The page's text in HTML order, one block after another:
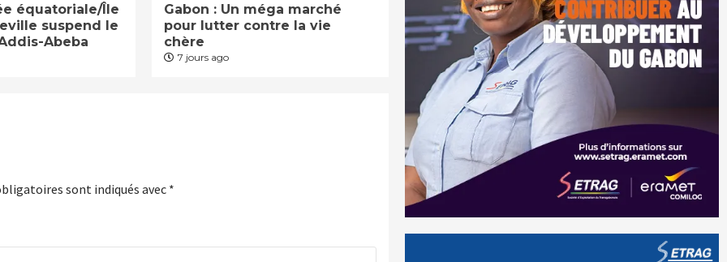
équatoriale/Île
suspend le
Abeba
Gabon : Un méga marché
pour lutter contre la vie
chère
7 jours ago
sont indiqués avec *